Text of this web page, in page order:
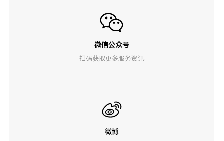
微信公众号
扫码获取更多服务资讯
微博